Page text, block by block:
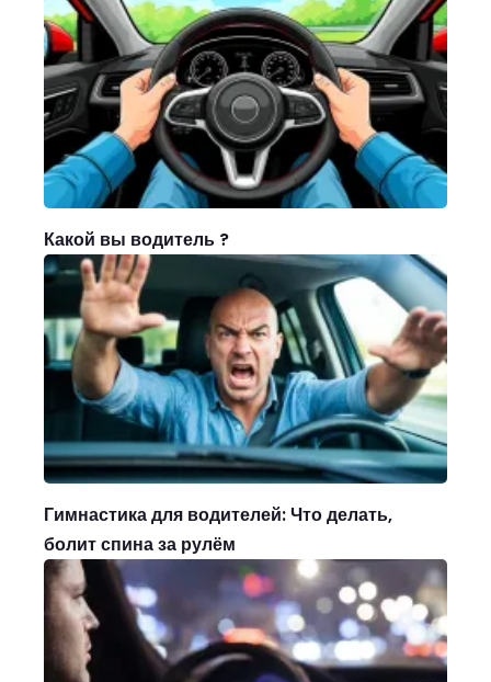
Какой вы водитель ?
Гимнастика для водителей: Что делать,
болит спина за рулём